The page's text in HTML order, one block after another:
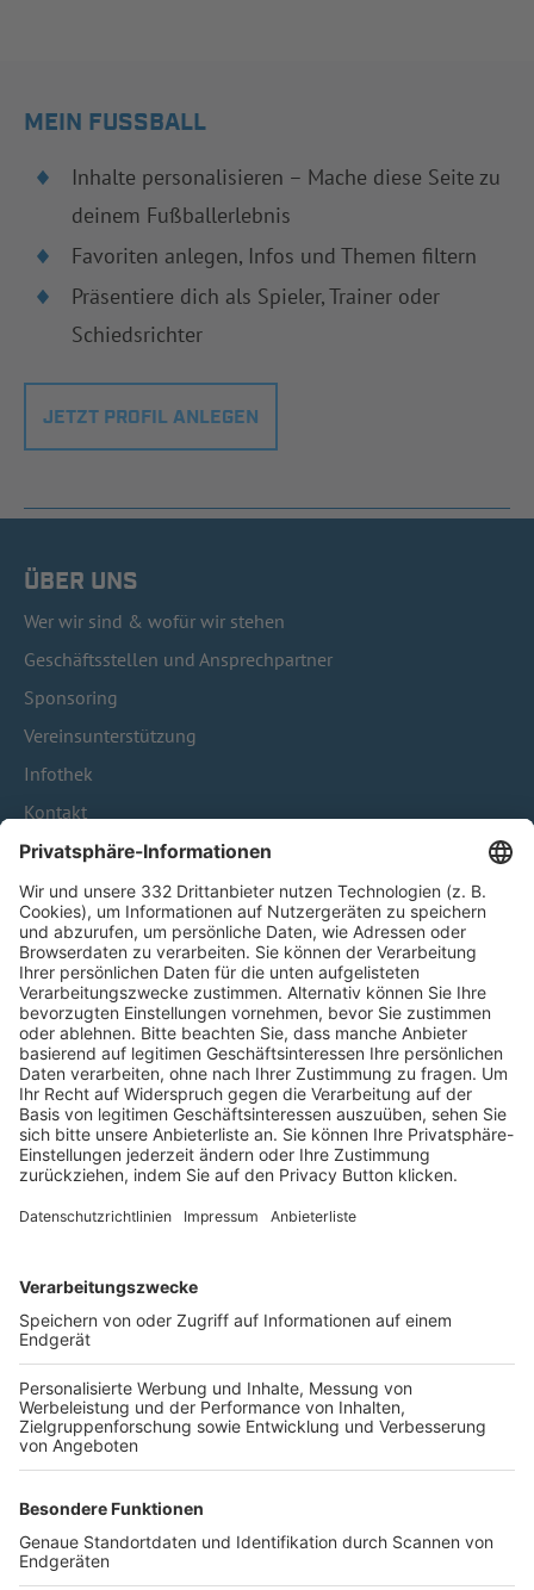
MEIN FUSSBALL
Inhalte personalisieren – Mache diese Seite zu
deinem Fußballerlebnis
Favoriten anlegen, Infos und Themen filtern
Präsentiere dich als Spieler, Trainer oder
Schiedsrichter
JETZT PROFIL ANLEGEN
ÜBER UNS
Wer wir sind & wofür wir stehen
Geschäftsstellen und Ansprechpartner
Sponsoring
Vereinsunterstützung
Infothek
Kontakt
HÄUFIG BESUCHTE SEITEN
Pässe und Vereinswechsel
Trainerausbildung
Schulungsangebot Vereinsmitarbeiter
BFV-Geschäftsstellen
Trainerbörse
Login SpielPlus
FOLGE DEM BFV
TOP-VEREINE
TOP-PARTNER